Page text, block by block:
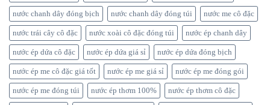
nước chanh dây đóng bịch nước chanh dây đóng túi nước me cô đặc
nước trái cây cô đặc nước xoài cô đặc đóng túi nước ép chanh dây
nước ép dứa cô đặc nước ép dứa giá sỉ nước ép dứa đóng bịch
nước ép me cô đặc giá tốt nước ép me giá sỉ nước ép me đóng gói
nước ép me đóng túi nước ép thơm 100% nước ép thơm cô đặc